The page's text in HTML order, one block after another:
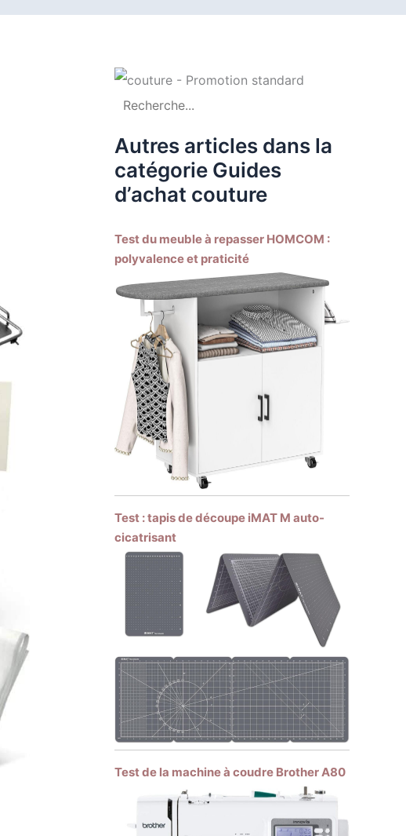
Autres articles dans la
catégorie Guides
d’achat couture
Test du meuble à repasser HOMCOM :
polyvalence et praticité
Test : tapis de découpe iMAT M auto-
cicatrisant
Test de la machine à coudre Brother A80